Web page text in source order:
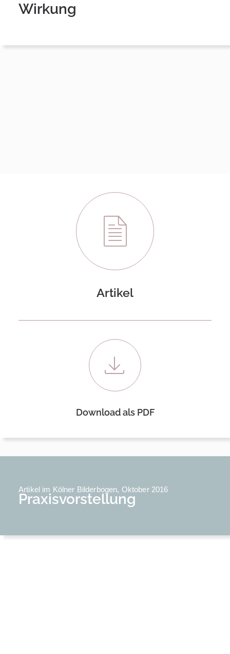
Artikel
Download als PDF
Wirkung
Artikel im Kölner Bilderbogen, Oktober 2016
Praxisvorstellung